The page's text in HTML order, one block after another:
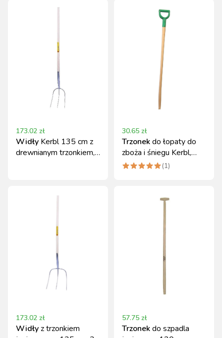
173.02 zł
Widły Kerbl 135 cm z
drewnianym trzonkiem,
30.65 zł
Trzonekdo łopaty do
zboża i śniegu Kerbl,
profilowany, 129 cm
(1)
173.02 zł
Widłyz trzonkiem
57.75 zł
Trzonekdo szpadla